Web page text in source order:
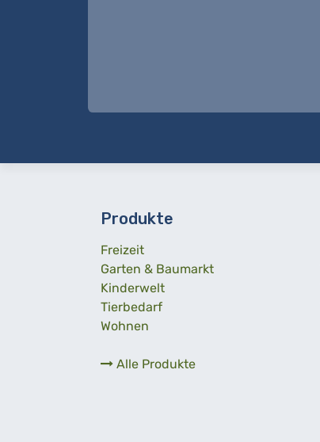
Produkte
Freizeit
Garten & Baumarkt
Kinderwelt
Tierbedarf
Wohnen
Alle Produkte